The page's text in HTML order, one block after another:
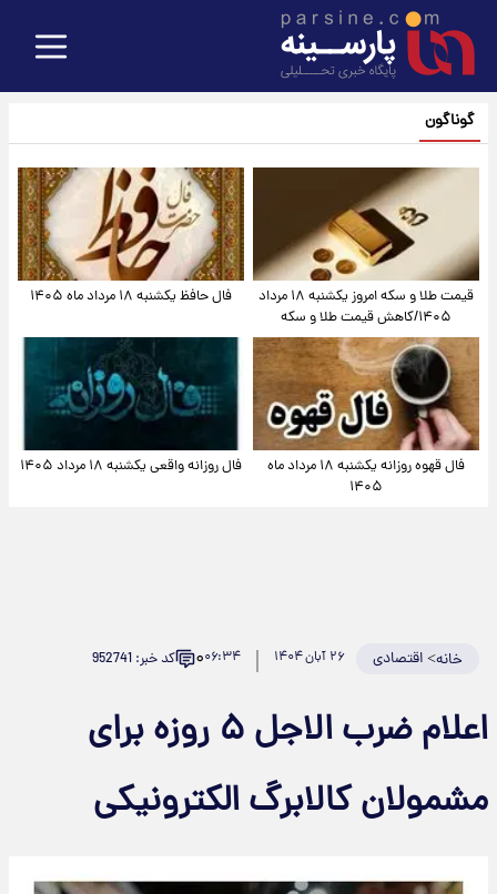
گوناگون
قیمت طلا و سکه امروز یکشنبه ۱۸ مرداد
۱۴۰۵/کاهش قیمت طلا و سکه
فال حافظ یکشنبه ۱۸ مرداد ماه ۱۴۰۵
فال قهوه روزانه یکشنبه ۱۸ مرداد ماه
۱۴۰۵
فال روزانه واقعی یکشنبه ۱۸ مرداد ۱۴۰۵
خانه>اقتصادی ۲۶ آبان ۱۴۰۴ ۰۶:۳۴۰ کد خبر: 952741
اعلام ضرب الاجل ۵ روزه برای
مشمولان کالابرگ الکترونیکی